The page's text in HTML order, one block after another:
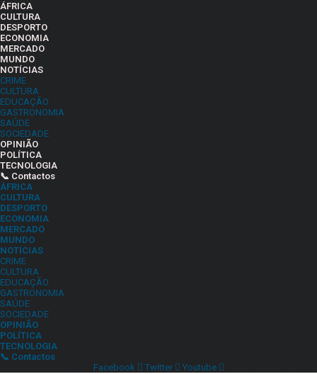
ÁFRICA
CULTURA
DESPORTO
ECONOMIA
MERCADO
MUNDO
NOTÍCIAS
CRIME
CULTURA
EDUCAÇÃO
GASTRONOMIA
SAÚDE
SOCIEDADE
OPINIÃO
POLÍTICA
TECNOLOGIA
📞 Contactos
ÁFRICA
CULTURA
DESPORTO
ECONOMIA
MERCADO
MUNDO
NOTÍCIAS
CRIME
CULTURA
EDUCAÇÃO
GASTRONOMIA
SAÚDE
SOCIEDADE
OPINIÃO
POLÍTICA
TECNOLOGIA
📞 Contactos
Facebook
Twitter Youtube